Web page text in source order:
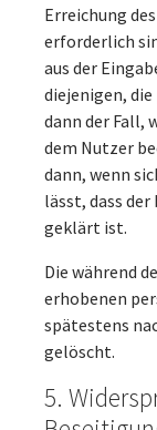
Erreichung
erforderlich
aus der
diejenigen,
dann der Fall,
dem Nutzer
dann, wenn
lässt, dass
geklärt ist.
Die während
erhobenen
spätestens
gelöscht.
5.